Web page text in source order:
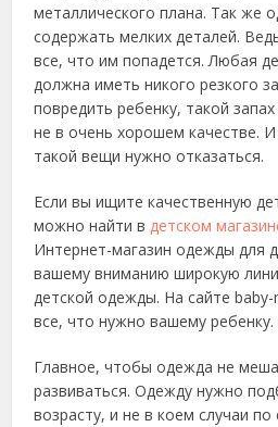
металлического плана. Так же
содержать мелких деталей.
все, что им попадется. Любая
должна иметь никого резкого
повредить ребенку, такой
не в очень хорошем качестве.
такой вещи нужно отказаться.
Если вы ищите качественную
можно найти вдетском
Интернет-магазин одежды для
вашему вниманию широкую
детской одежды. На сайте
все, что нужно вашему ребенку.
Главное, чтобы одежда не
развиваться. Одежду нужно
возрасту, и не в коем случаи